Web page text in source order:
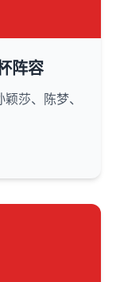
阵容
莎、陈梦、